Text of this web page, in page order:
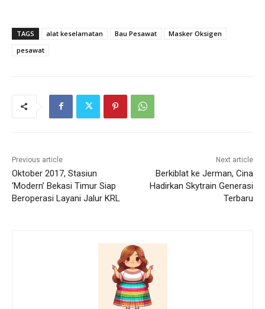
TAGS alat keselamatan Bau Pesawat
Masker Oksigen
pesawat
Previous article
Oktober 2017, Stasiun
‘Modern’ Bekasi Timur Siap
Beroperasi Layani Jalur KRL
Next article
Berkiblat ke Jerman, Cina
Hadirkan Skytrain Generasi
Terbaru